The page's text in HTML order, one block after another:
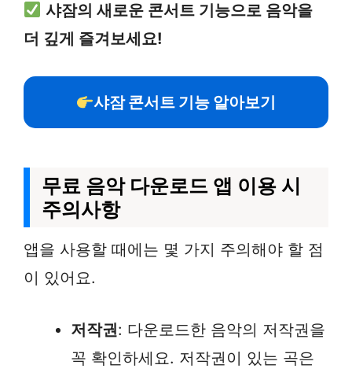
샤잠의 새로운 콘서트 기능으로 음악을
더 깊게 즐겨보세요!
샤잠 콘서트 기능 알아보기
무료 음악 다운로드 앱 이용 시
주의사항
앱을 사용할 때에는 몇 가지 주의해야 할 점
이 있어요.
저작권: 다운로드한 음악의 저작권을
꼭 확인하세요. 저작권이 있는 곡은